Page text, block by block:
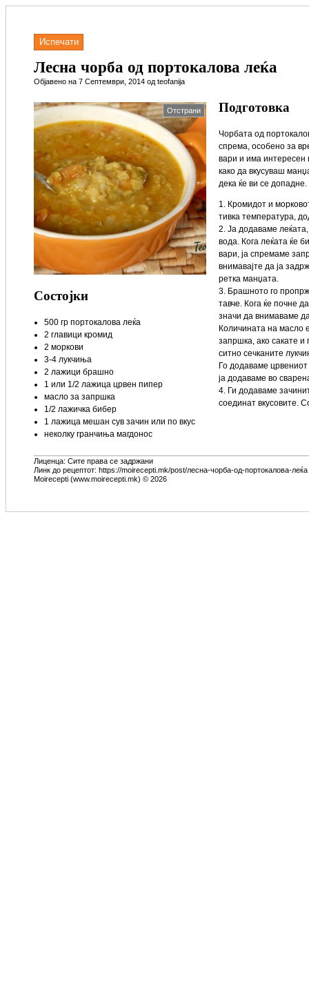
Испечати
Лесна чорба од портокалова леќа
Објавено на 7 Септември, 2014 од teofanija
Отстрани
Состојки
500 гр портокалова леќа
2 главици кромид
2 моркови
3-4 лукчиња
2 лажици брашно
1 или 1/2 лажица црвен пипер
масло за запршка
1/2 лажичка бибер
1 лажица мешан сув зачин или по вкус
неколку гранчиња магдонос
Подготовка
Чорбата од
спрема, особено за
вари и има интересен
како да вкусуваш
дека ќе ви се допадне.
1. Кромидот и
тивка температура,
2. Ја додаваме
вода. Кога леќата ќе
вари, ја спремаме
внимавајте да ја
ретка манџата.
3. Брашното го
тавче. Кога ќе почне
значи да внимаваме
Количината на масло
запршка, ако сакате
ситно сечканите
Го додаваме
ја додаваме во
4. Ги додаваме
соединат вкусовите.
Лиценца: Сите права се задржани
Линк до рецептот: https://moirecepti.mk/post/лесна-чорба-од-портокалова-леќа
Moirecepti (www.moirecepti.mk) © 2026